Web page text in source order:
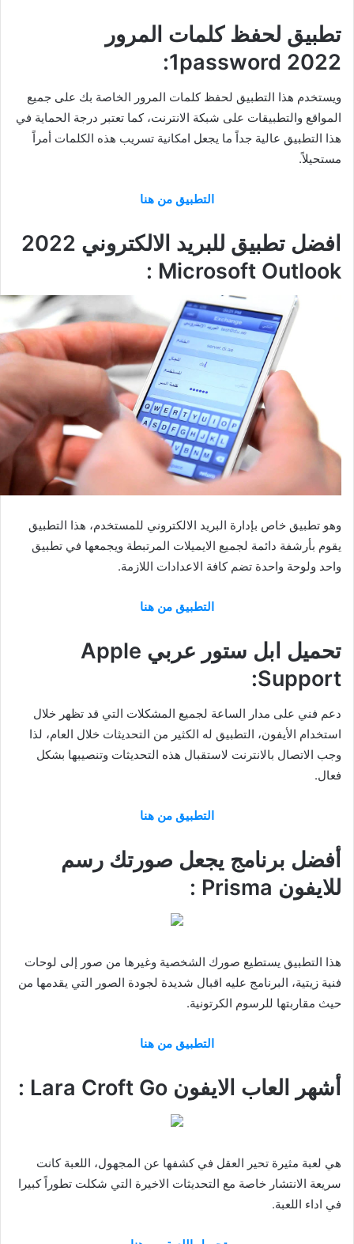
تطبيق لحفظ كلمات المرور
1password 2022:
ويستخدم هذا التطبيق لحفظ كلمات المرور الخاصة بك على جميع
المواقع والتطبيقات على شبكة الانترنت، كما تعتبر درجة الحماية في
هذا التطبيق عالية جداً ما يجعل امكانية تسريب هذه الكلمات أمراً
مستحيلاً.
التطبيق من هنا
افضل تطبيق للبريد الالكتروني 2022
Microsoft Outlook :
وهو تطبيق خاص بإدارة البريد الالكتروني للمستخدم، هذا التطبيق
يقوم بأرشفة دائمة لجميع الايميلات المرتبطة ويجمعها في تطبيق
واحد ولوحة واحدة تضم كافة الاعدادات اللازمة.
التطبيق من هنا
تحميل ابل ستور عربي Apple
Support:
دعم فني على مدار الساعة لجميع المشكلات التي قد تظهر خلال
استخدام الأيفون، التطبيق له الكثير من التحديثات خلال العام، لذا
وجب الاتصال بالانترنت لاستقبال هذه التحديثات وتنصيبها بشكل
فعال.
التطبيق من هنا
أفضل برنامج يجعل صورتك رسم
للايفون Prisma :
هذا التطبيق يستطيع صورك الشخصية وغيرها من صور إلى لوحات
فنية زيتية، البرنامج عليه اقبال شديدة لجودة الصور التي يقدمها من
حيث مقاربتها للرسوم الكرتونية.
التطبيق من هنا
أشهر العاب الايفون Lara Croft Go :
هي لعبة مثيرة تحير العقل في كشفها عن المجهول، اللعبة كانت
سريعة الانتشار خاصة مع التحديثات الاخيرة التي شكلت تطوراً كبيرا
في اداء اللعبة.